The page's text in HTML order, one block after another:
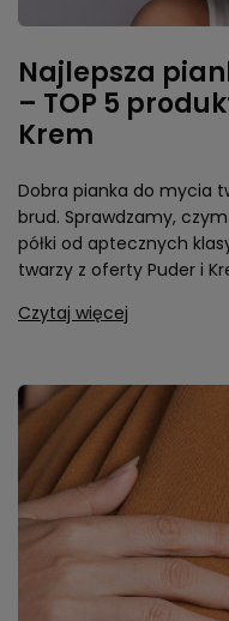
Najlepsza
– TOP 5
Krem
Dobra pianka do mycia
brud. Sprawdzamy,
półki od aptecznych
twarzy z oferty Puder i
Czytaj więcej